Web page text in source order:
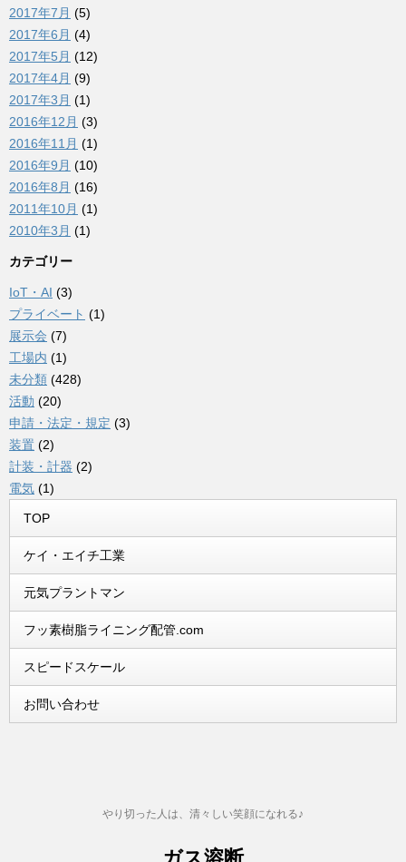
2017年7月 (5)
2017年6月 (4)
2017年5月 (12)
2017年4月 (9)
2017年3月 (1)
2016年12月 (3)
2016年11月 (1)
2016年9月 (10)
2016年8月 (16)
2011年10月 (1)
2010年3月 (1)
カテゴリー
IoT・AI (3)
プライベート (1)
展示会 (7)
工場内 (1)
未分類 (428)
活動 (20)
申請・法定・規定 (3)
装置 (2)
計装・計器 (2)
電気 (1)
TOP
ケイ・エイチ工業
元気プラントマン
フッ素樹脂ライニング配管.com
スピードスケール
お問い合わせ
やり切った人は、清々しい笑顔になれる♪